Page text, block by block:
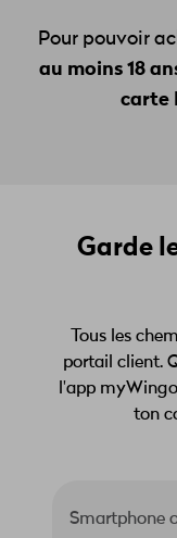
Pour pouvoir
au moins 18
carte
Garde
Tous les
portail client.
l'app
ton
Smartphone